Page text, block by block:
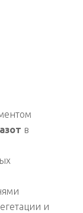
азот в
и